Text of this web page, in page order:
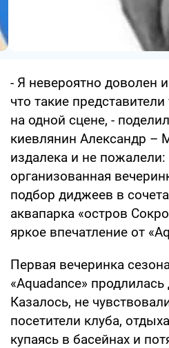
- Я невероятно доволен
что такие
на одной сцене, -
киевлянин Александр –
издалека и не
организованная
подбор диджеев в
аквапарка «остров
яркое впечатление от
Первая вечеринка
«Aquadance» продлилась
Казалось, не
посетители клуба,
купаясь в басейнах и